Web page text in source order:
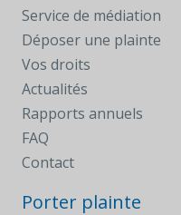
Service de médiation
Déposer une plainte
Vos droits
Actualités
Rapports annuels
FAQ
Contact
Porter plainte